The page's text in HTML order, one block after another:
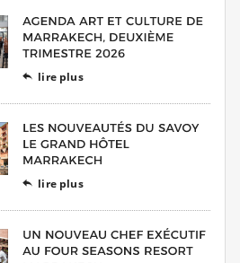
 lire plus
 lire plus